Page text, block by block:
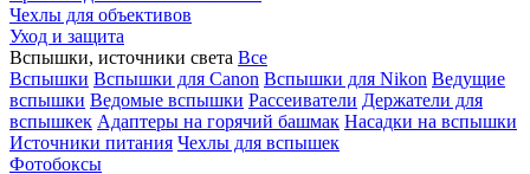
Чехлы для объективов
Уход и защита
Вспышки, источники света Все
Вспышки Вспышки для Canon Вспышки для Nikon Ведущие
вспышки Ведомые вспышки Рассеиватели Держатели для
вспышкек Адаптеры на горячий башмак Насадки на вспышки
Источники питания Чехлы для вспышек
Фотобоксы